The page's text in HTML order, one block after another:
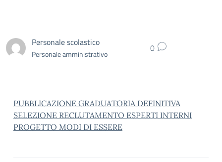
Personale scolastico
Personale amministrativo 0
PUBBLICAZIONE GRADUATORIA DEFINITIVA
SELEZIONE RECLUTAMENTO ESPERTI INTERNI
PROGETTO MODI DI ESSERE